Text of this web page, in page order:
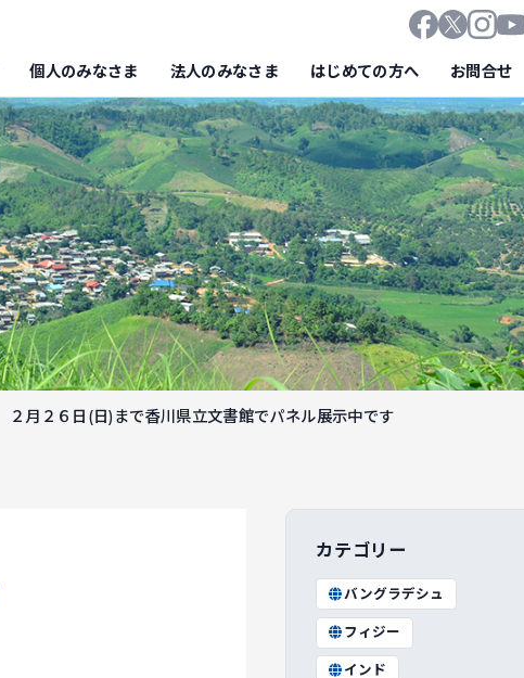
個人のみなさま 法人のみなさま はじめての方へ お問合せ
２月２６日(日)まで香川県立文書館でパネル展示中です
カテゴリー
バングラデシュ
フィジー
インド